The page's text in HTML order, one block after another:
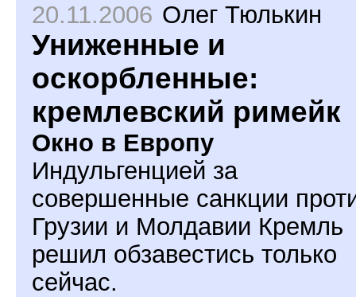
20.11.2006 Олег Тюлькин
Униженные и
оскорбленные:
кремлевский римейк
Окно в Европу
Индульгенцией за
совершенные санкции
Грузии и Молдавии Кремль
решил обзавестись только
сейчас.